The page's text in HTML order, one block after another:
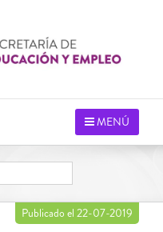
MENÚ
Publicado el 22-07-2019